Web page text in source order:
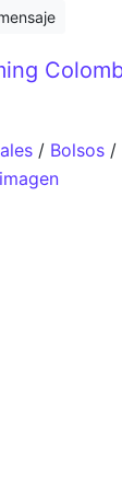
/ Bolsos /